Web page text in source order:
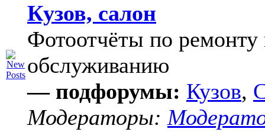
Кузов, салон
Фотоотчёты по ремонту
обслуживанию
— подфорумы: Кузов,
Модераторы: